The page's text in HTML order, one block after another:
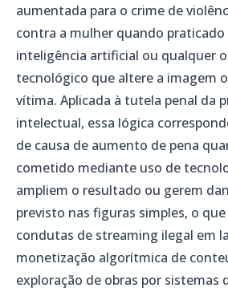
aumentada para o crime de
contra a mulher quando
inteligência artificial ou qualquer
tecnológico que altere a imagem
vítima. Aplicada à tutela penal da
intelectual, essa lógica
de causa de aumento de pena
cometido mediante uso de
ampliem o resultado ou gerem
previsto nas figuras simples, o
condutas de streaming ilegal em
monetização algorítmica de
exploração de obras por sistemas